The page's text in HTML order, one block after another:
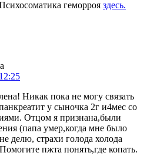
геморроя здесь.
Никак пока не могу связать
у сыночка 2г и4мес со
Отцом я признана,были
(папа умер,когда мне было
делю, страхи голода холода
пжта понять,где копать.